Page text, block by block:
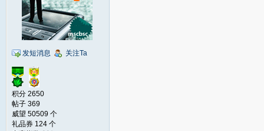
发短消息 关注Ta
积分 2650
帖子 369
威望 50509 个
礼品券 124 个